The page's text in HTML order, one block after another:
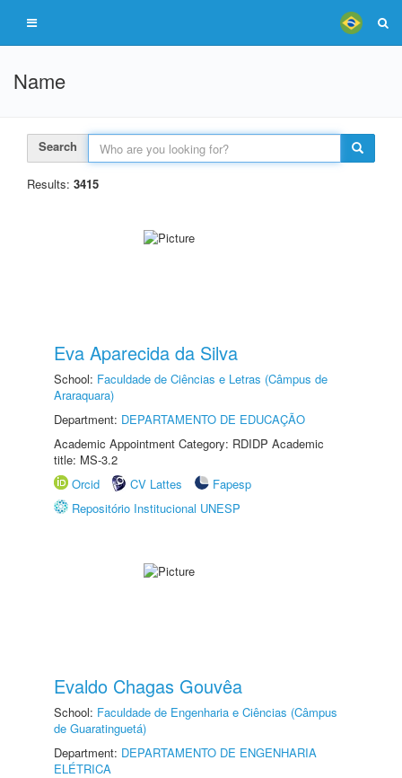
Name
Search
Results: 3415
Eva Aparecida da Silva
School: Faculdade de Ciências e Letras (Câmpus de
Araraquara)
Department: DEPARTAMENTO DE EDUCAÇÃO
Academic Appointment Category: RDIDP Academic
title: MS-3.2
Orcid
CV Lattes
Fapesp
Repositório Institucional UNESP
Evaldo Chagas Gouvêa
School: Faculdade de Engenharia e Ciências (Câmpus
de Guaratinguetá)
Department: DEPARTAMENTO DE ENGENHARIA
ELÉTRICA